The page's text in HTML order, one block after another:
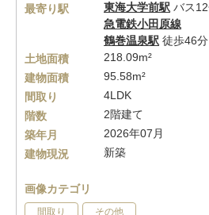
最寄り駅
東海大学前駅 バス
急電鉄小田原線
鶴巻温泉駅 徒歩46分
土地面積
218.09m²
建物面積
95.58m²
間取り
4LDK
階数
2階建て
築年月
2026年07月
建物現況
新築
画像カテゴリ
間取り その他